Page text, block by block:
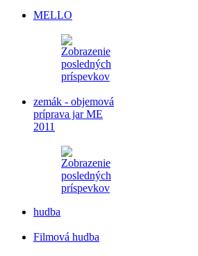
MELLO
zemák - objemová
príprava jar ME
2011
hudba
Filmová hudba